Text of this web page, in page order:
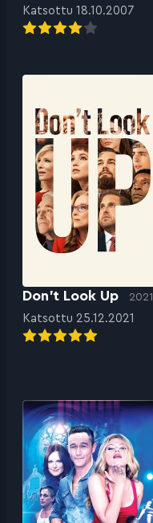
Katsottu 18.10.2007
Don’t Look Up 2021
Katsottu 25.12.2021